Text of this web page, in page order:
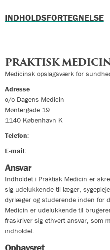
INDHOLDSFORTEGNELSE
PRAKTISK
Medicinsk opslagsværk for
Adresse
c/o Dagens Medicin
Møntergade 19
1140 København K
Telefon:
E-mail:
Ansvar
Indholdet i Praktisk Medicin er
sig udelukkende til læger,
dyrlæger og studerende inden for
Medicin er udelukkende til
fraskriver sig ethvert ansvar, som
indholdet.
Ophavsret